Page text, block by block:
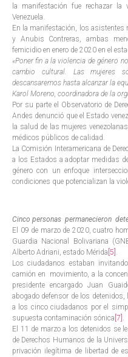
la manifestación fue rechazar
Venezuela.
En la manifestación, los asistentes
y Anubis Contreras, ambas
femicidio en enero de 2020 en el
«Poner fin a la violencia de género
cambio cultural. Las mujeres
descansaremos hasta alcanzar la
Karol Moreno, coordinadora de la
Por su parte el Observatorio de
Andes denunció que el Estado
la salud de las mujeres
médicos públicos de calidad.
La Comisión Interamericana de
a los Estados a adoptar medidas
género con un enfoque
condiciones que potencializan la
Cinco personas permanecieron
El 09 de marzo de 2020, cuatro
Guardia Nacional Bolivariana
Alberto Adriani, estado Mérida [5] .
Los ciudadanos estaban
camión en movimiento, a la
presidente encargado Juan
abogado defensor de los
a los cinco ciudadanos por el
supuesta contaminación sónica [7] .
El 11 de marzo a los detenidos se
de Derechos Humanos de la
privación ilegítima de libertad de